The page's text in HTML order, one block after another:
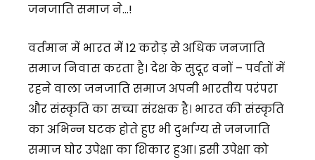
जनजाति समाज ने…!
वर्तमान में भारत में 12 करोड़ से अधिक जनजाति
समाज निवास करता है। देश के सुदूर वनों – पर्वतों में
रहने वाला जनजाति समाज अपनी भारतीय परंपरा
और संस्कृति का सच्चा संरक्षक है। भारत की संस्कृति
का अभिन्न घटक होते हुए भी दुर्भाग्य से जनजाति
समाज घोर उपेक्षा का शिकार हुआ। इसी उपेक्षा को